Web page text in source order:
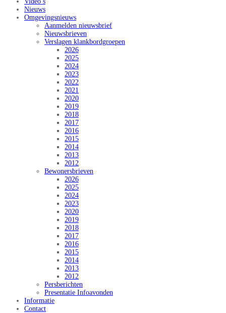
Nieuws
Omgevingsnieuws
Aanmelden nieuwsbrief
Nieuwsbrieven
Verslagen klankbordgroepen
2026
2025
2024
2023
2022
2021
2020
2019
2018
2017
2016
2015
2014
2013
2012
Bewonersbrieven
2026
2025
2024
2023
2020
2019
2018
2017
2016
2015
2014
2013
2012
Persberichten
Presentatie Infoavonden
Informatie
Contact